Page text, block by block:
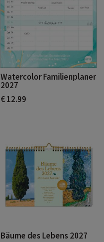
Watercolor Familienplaner
2027
€ 12.99
Bäume des Lebens 2027